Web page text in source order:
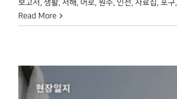
보고서 , 생활, 서해 , 어로, 원주, 인천, 자료집, 포구,
Read More